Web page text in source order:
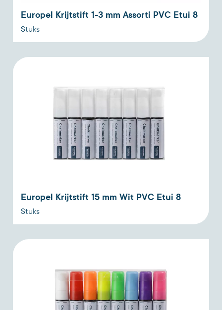
Europel Krijtstift 1-3 mm Assorti PVC Etui 8
Stuks
Europel Krijtstift 15 mm Wit PVC Etui 8
Stuks